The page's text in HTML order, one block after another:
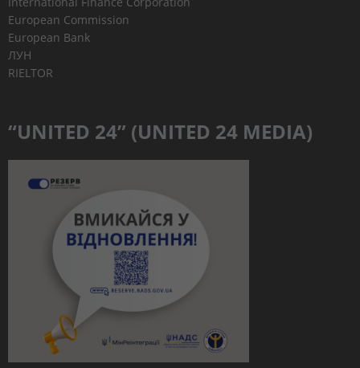
European Commission
European Bank
ЛУН
RIELTOR
“UNITED 24” (UNITED 24 MEDIA)